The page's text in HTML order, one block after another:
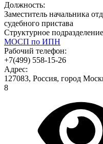
Должность:
Заместитель начальника
судебного пристава
Структурное
МОСП по ИПН
Рабочий телефон:
+7(499) 558-15-26
Адрес:
127083, Россия, город
8